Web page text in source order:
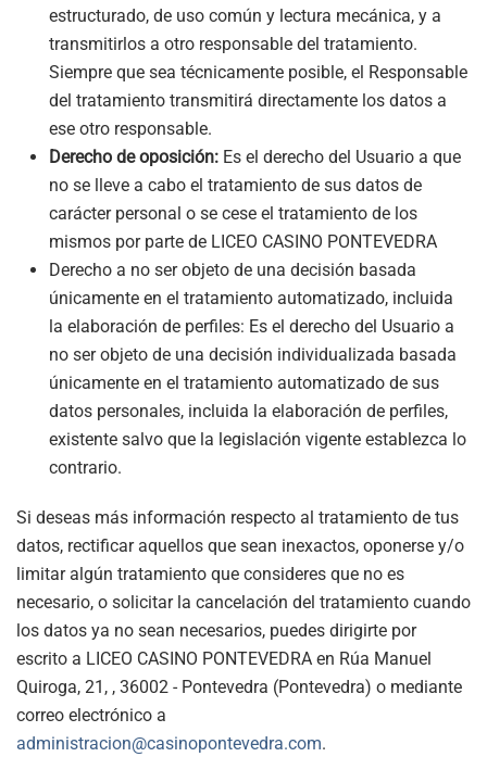
estructurado, de uso común y lectura mecánica, y a
transmitirlos a otro responsable del tratamiento.
Siempre que sea técnicamente posible, el Responsable
del tratamiento transmitirá directamente los datos a
ese otro responsable.
Derecho de oposición: Es el derecho del Usuario a que
no se lleve a cabo el tratamiento de sus datos de
carácter personal o se cese el tratamiento de los
mismos por parte de LICEO CASINO PONTEVEDRA
Derecho a no ser objeto de una decisión basada
únicamente en el tratamiento automatizado, incluida
la elaboración de perfiles: Es el derecho del Usuario a
no ser objeto de una decisión individualizada basada
únicamente en el tratamiento automatizado de sus
datos personales, incluida la elaboración de perfiles,
existente salvo que la legislación vigente establezca lo
contrario.
Si deseas más información respecto al tratamiento de tus
datos, rectificar aquellos que sean inexactos, oponerse y/o
limitar algún tratamiento que consideres que no es
necesario, o solicitar la cancelación del tratamiento cuando
los datos ya no sean necesarios, puedes dirigirte por
escrito a LICEO CASINO PONTEVEDRA en Rúa Manuel
Quiroga, 21, , 36002 - Pontevedra (Pontevedra) o mediante
correo electrónico a
administracion@casinopontevedra.com.